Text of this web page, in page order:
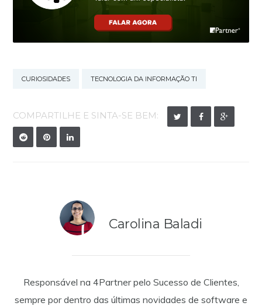
CURIOSIDADES TECNOLOGIA DA INFORMAÇÃO TI
COMPARTILHE E SINTA-SE BEM:
Carolina Baladi
Responsável na 4Partner pelo Sucesso de Clientes,
sempre por dentro das últimas novidades de software e